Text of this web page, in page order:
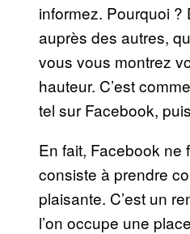
informez. Pourquoi ?
auprès des autres,
vous vous montrez
hauteur. C’est
tel sur Facebook,
En fait, Facebook ne
consiste à prendre
plaisante. C’est un
l’on occupe une